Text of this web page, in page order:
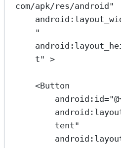
com/apk/res/android"
"
t" >
<Button
android:id=
tent"